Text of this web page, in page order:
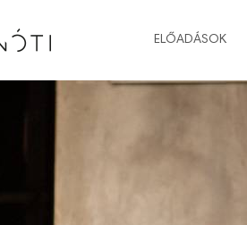
ELŐADÁSOK